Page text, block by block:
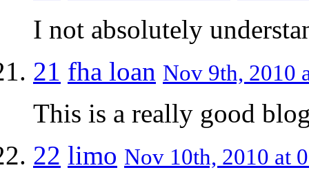
I not absolutely
21 fha loan Nov 9th, 2010
This is a really good
22 limo Nov 10th, 2010 at